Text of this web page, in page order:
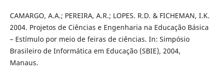
CAMARGO, A.A.; PEREIRA, A.R.; LOPES. R.D. & FICHEMAN, I.K.
2004. Projetos de Ciências e Engenharia na Educação Básica
– Estímulo por meio de feiras de ciências. In: Simpósio
Brasileiro de Informática em Educação (SBIE), 2004,
Manaus.